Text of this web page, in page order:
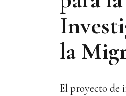
la
El proyecto de